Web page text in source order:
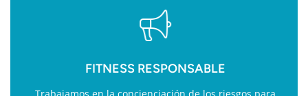
FITNESS RESPONSABLE
Trabajamos en la concienciación de los riesgos para